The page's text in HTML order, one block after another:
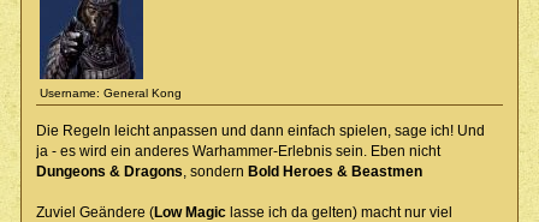
Username: General Kong
Die Regeln leicht anpassen und dann einfach spielen, sage ich! Und
ja - es wird ein anderes Warhammer-Erlebnis sein. Eben nicht
Dungeons & Dragons, sondern Bold Heroes & Beastmen
Zuviel Geändere (Low Magic lasse ich da gelten) macht nur viel